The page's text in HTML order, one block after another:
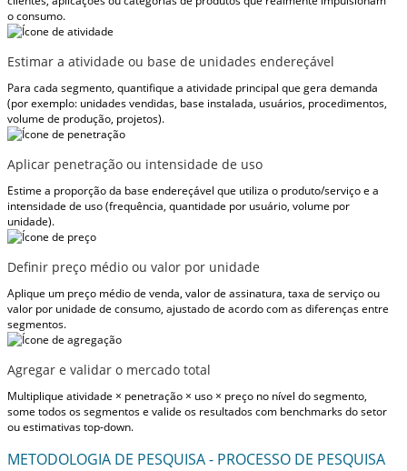
o consumo.
Estimar a atividade ou base de unidades endereçável
Para cada segmento, quantifique a atividade principal que gera demanda
(por exemplo: unidades vendidas, base instalada, usuários, procedimentos,
volume de produção, projetos).
Aplicar penetração ou intensidade de uso
Estime a proporção da base endereçável que utiliza o produto/serviço e a
intensidade de uso (frequência, quantidade por usuário, volume por
unidade).
Definir preço médio ou valor por unidade
Aplique um preço médio de venda, valor de assinatura, taxa de serviço ou
valor por unidade de consumo, ajustado de acordo com as diferenças entre
segmentos.
Agregar e validar o mercado total
Multiplique atividade × penetração × uso × preço no nível do segmento,
some todos os segmentos e valide os resultados com benchmarks do setor
ou estimativas top-down.
METODOLOGIA DE PESQUISA - PROCESSO DE PESQUISA